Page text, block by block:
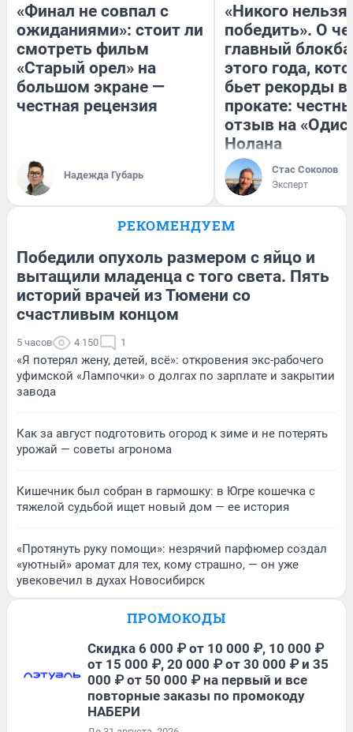
«Финал не совпал с
ожиданиями»: стоит ли
смотреть фильм
«Старый орел» на
большом экране —
честная рецензия
Надежда Губарь
«Никого нельзя
победить». О
главный
этого года,
бьет рекорды в
прокате:
отзыв на
Нолана
Стас Соколов
Эксперт
РЕКОМЕНДУЕМ
Победили опухоль размером с яйцо и
вытащили младенца с того света. Пять
историй врачей из Тюмени со
счастливым концом
5 часов 4 150 1
«Я потерял жену, детей, всё»: откровения экс-рабочего
уфимской «Лампочки» о долгах по зарплате и закрытии
завода
Как за август подготовить огород к зиме и не потерять
урожай — советы агронома
Кишечник был собран в гармошку: в Югре кошечка с
тяжелой судьбой ищет новый дом — ее история
«Протянуть руку помощи»: незрячий парфюмер создал
«уютный» аромат для тех, кому страшно, — он уже
увековечил в духах Новосибирск
ПРОМОКОДЫ
Скидка 6 000 ₽ от 10 000 ₽, 10 000 ₽
от 15 000 ₽, 20 000 ₽ от 30 000 ₽ и 35
000 ₽ от 50 000 ₽ на первый и все
повторные заказы по промокоду
НАБЕРИ